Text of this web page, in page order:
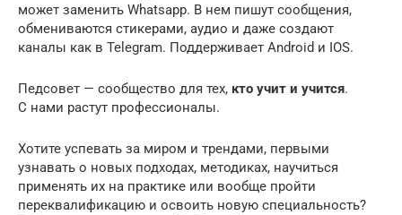
может заменить Whatsapp. В нем пишут сообщения,
обмениваются стикерами, аудио и даже создают
каналы как в Telegram. Поддерживает Android и IOS.
Педсовет — сообщество для тех, кто учит и учится.
С нами растут профессионалы.
Хотите успевать за миром и трендами, первыми
узнавать о новых подходах, методиках, научиться
применять их на практике или вообще пройти
переквалификацию и освоить новую специальность?